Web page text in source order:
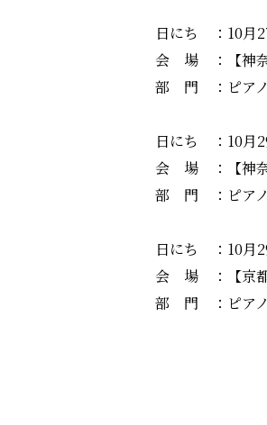
日にち ：10月
会 場 ：【神奈
部 門 ：ピア
日にち ：10月
会 場 ：【神奈
部 門 ：ピア
日にち ：10月
会 場 ：【京都
部 門 ：ピア